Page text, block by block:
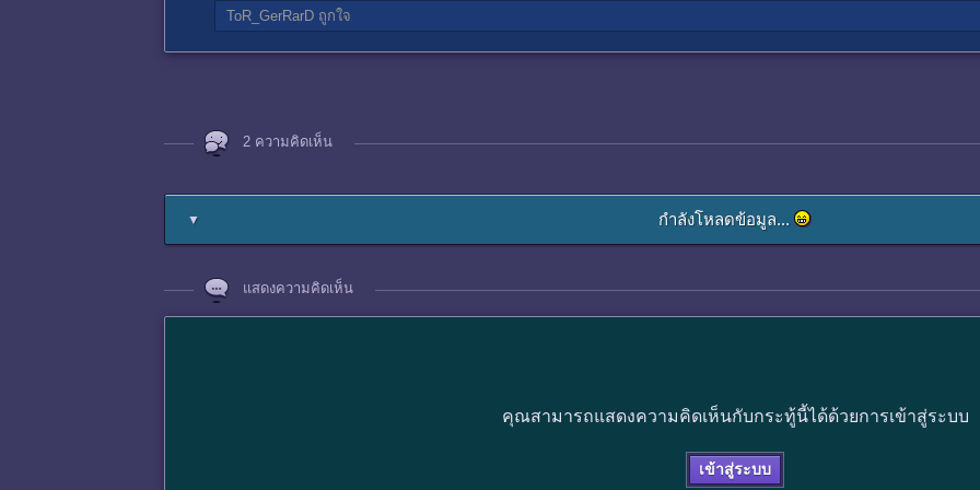
ToR_GerRarD ถูกใจ
2 ความคิดเห็น
▼ กำลังโหลดข้อมูล...
แสดงความคิดเห็น
คุณสามารถแสดงความคิดเห็นกับกระทู้นี้ได้ด้วยการเข้าสู่ระบบ
เข้าสู่ระบบ